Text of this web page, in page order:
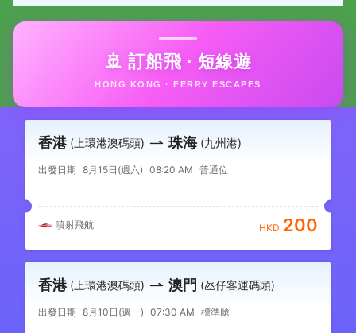
🚢 訂船飛 · 短線遊
HONG KONG · FERRY ESCAPES
香港 (上環港澳碼頭) 珠海 (九州港)
出發日期 8月15日(週六) 08:20 AM 普通位
噴射飛航 HKD 200
香港 (上環港澳碼頭) 澳門 (氹仔客運碼頭)
出發日期 8月10日(週一) 07:30 AM 標準艙